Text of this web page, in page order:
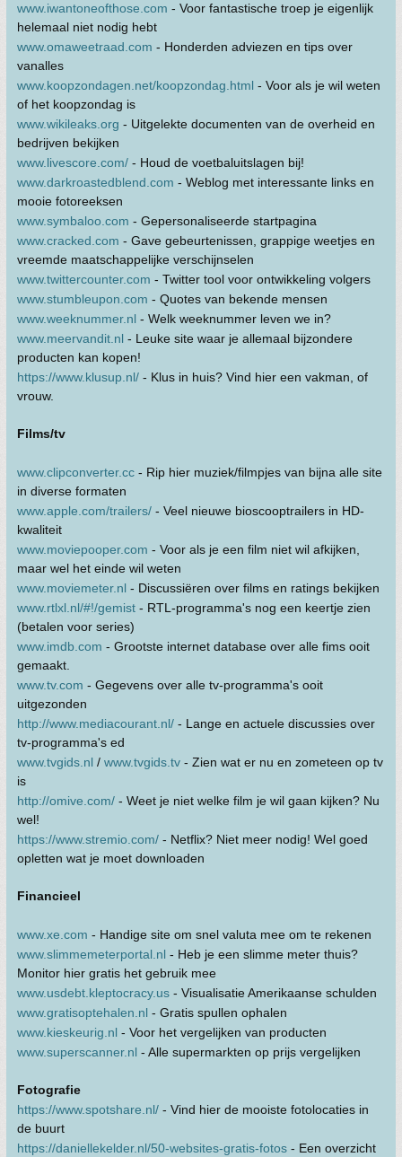
www.iwantoneofthose.com - Voor fantastische troep je eigenlijk
helemaal niet nodig hebt
www.omaweetraad.com - Honderden adviezen en tips over
vanalles
www.koopzondagen.net/koopzondag.html - Voor als je wil weten
of het koopzondag is
www.wikileaks.org - Uitgelekte documenten van de overheid en
bedrijven bekijken
www.livescore.com/ - Houd de voetbaluitslagen bij!
www.darkroastedblend.com - Weblog met interessante links en
mooie fotoreeksen
www.symbaloo.com - Gepersonaliseerde startpagina
www.cracked.com - Gave gebeurtenissen, grappige weetjes en
vreemde maatschappelijke verschijnselen
www.twittercounter.com - Twitter tool voor ontwikkeling volgers
www.stumbleupon.com - Quotes van bekende mensen
www.weeknummer.nl - Welk weeknummer leven we in?
www.meervandit.nl - Leuke site waar je allemaal bijzondere
producten kan kopen!
https://www.klusup.nl/ - Klus in huis? Vind hier een vakman, of
vrouw.
Films/tv
www.clipconverter.cc - Rip hier muziek/filmpjes van bijna alle site
in diverse formaten
www.apple.com/trailers/ - Veel nieuwe bioscooptrailers in HD-
kwaliteit
www.moviepooper.com - Voor als je een film niet wil afkijken,
maar wel het einde wil weten
www.moviemeter.nl - Discussiëren over films en ratings bekijken
www.rtlxl.nl/#!/gemist - RTL-programma's nog een keertje zien
(betalen voor series)
www.imdb.com - Grootste internet database over alle fims ooit
gemaakt.
www.tv.com - Gegevens over alle tv-programma's ooit
uitgezonden
http://www.mediacourant.nl/ - Lange en actuele discussies over
tv-programma's ed
www.tvgids.nl / www.tvgids.tv - Zien wat er nu en zometeen op tv
is
http://omive.com/ - Weet je niet welke film je wil gaan kijken? Nu
wel!
https://www.stremio.com/ - Netflix? Niet meer nodig! Wel goed
opletten wat je moet downloaden
Financieel
www.xe.com - Handige site om snel valuta mee om te rekenen
www.slimmemeterportal.nl - Heb je een slimme meter thuis?
Monitor hier gratis het gebruik mee
www.usdebt.kleptocracy.us - Visualisatie Amerikaanse schulden
www.gratisoptehalen.nl - Gratis spullen ophalen
www.kieskeurig.nl - Voor het vergelijken van producten
www.superscanner.nl - Alle supermarkten op prijs vergelijken
Fotografie
https://www.spotshare.nl/ - Vind hier de mooiste fotolocaties in
de buurt
https://daniellekelder.nl/50-websites-gratis-fotos - Een overzicht